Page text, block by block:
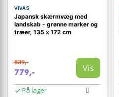
VIVAS
Japansk skærmvæg med
landskab - grønne marker og
træer, 135 x 172 cm
839,-
779,- Vis
På lager